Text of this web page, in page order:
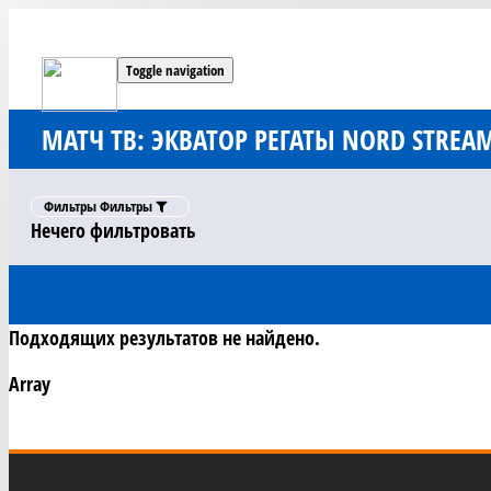
Toggle navigation
МАТЧ ТВ: ЭКВАТОР РЕГАТЫ NORD
ФильтрыФильтры
Нечего фильтровать
Подходящих результатов не найдено.
Array